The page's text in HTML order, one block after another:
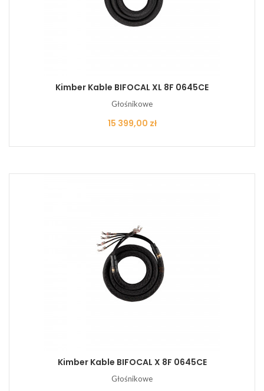
Kimber Kable BIFOCAL XL 8F 0645CE
Głośnikowe
Cena
15 399,00 zł
Kimber Kable BIFOCAL X 8F 0645CE
Głośnikowe